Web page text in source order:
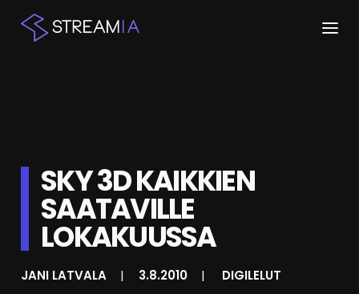
KESKUSTELU
SHOP
SKY 3D KAIKKIEN
SAATAVILLE
LOKAKUUSSA
JANI LATVALA | 3.8.2010 | DIGILELUT